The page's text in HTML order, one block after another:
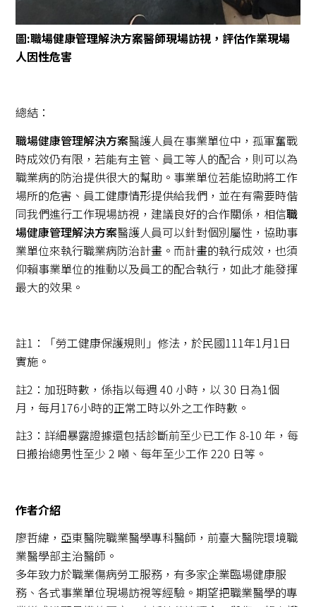
圖:職場健康管理解決方案醫師現場訪視，評估作業現場
人因性危害
總結：
職場健康管理解決方案醫護人員在事業單位中，孤軍奮戰
時成效仍有限，若能有主管、員工等人的配合，則可以為
職業病的防治提供很大的幫助。事業單位若能協助將工作
場所的危害、員工健康情形提供給我們，並在有需要時偕
同我們進行工作現場訪視，建議良好的合作關係，相信職
場健康管理解決方案醫護人員可以針對個別屬性，協助事
業單位來執行職業病防治計畫。而計畫的執行成效，也須
仰賴事業單位的推動以及員工的配合執行，如此才能發揮
最大的效果。
註1：「勞工健康保護規則」修法，於民國111年1月1日
實施。
註2：加班時數，係指以每週 40 小時，以 30 日為1個
月，每月176小時的正常工時以外之工作時數。
註3：詳細暴露證據還包括診斷前至少已工作 8-10 年，每
日搬抬總男性至少 2 噸、每年至少工作 220 日等。
作者介紹
廖哲緯，亞東醫院職業醫學專科醫師，前臺大醫院環境職
業醫學部主治醫師。
多年致力於職業傷病勞工服務，有多家企業臨場健康服
務、各式事業單位現場訪視等經驗。期望把職業醫學的專